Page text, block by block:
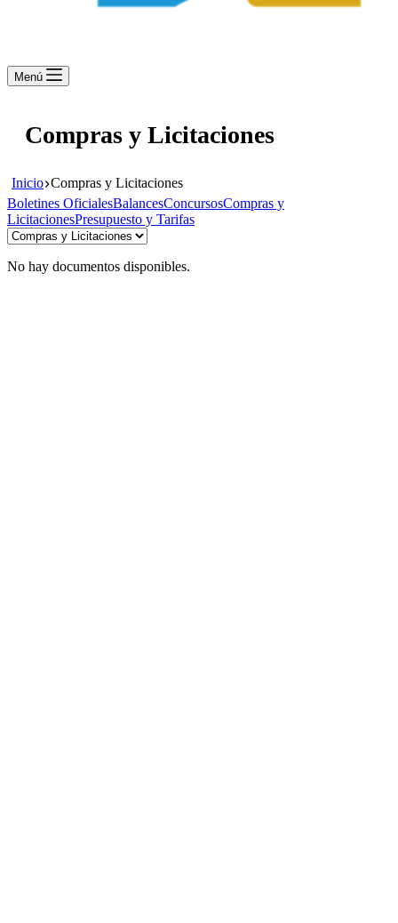
Menú
Compras y Licitaciones
Inicio Compras y Licitaciones
Boletines OficialesBalancesConcursosCompras y
LicitacionesPresupuesto y Tarifas
No hay documentos disponibles.